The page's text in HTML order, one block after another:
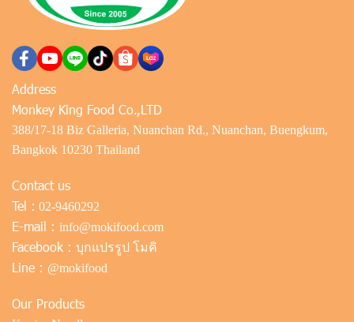
Address
Monkey King Food Co.,LTD
388/17-18 Biz Galleria, Nuanchan Rd., Nuanchan, Buengkum,
Bangkok 10230 Thailand
Contact us
Tel : 02-9460292
E-mail : info@mokifood.com
Facebook : บุกแปรรูป โมคิ
Line : @mokifood
Our Products